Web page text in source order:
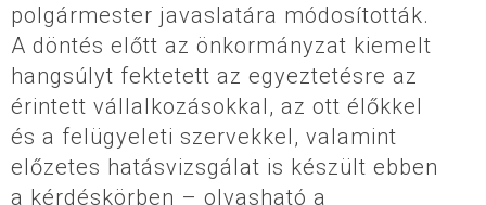
polgármester javaslatára módosították.
A döntés előtt az önkormányzat kiemelt
hangsúlyt fektetett az egyeztetésre az
érintett vállalkozásokkal, az ott élőkkel
és a felügyeleti szervekkel, valamint
előzetes hatásvizsgálat is készült ebben
a kérdéskörben – olvasható a